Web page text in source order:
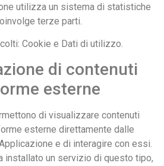
utilizza un sistema di statistiche
terze parti.
Cookie e Dati di utilizzo.
di contenuti
esterne
di visualizzare contenuti
esterne direttamente dalle
e di interagire con essi.
installato un servizio di questo tipo,